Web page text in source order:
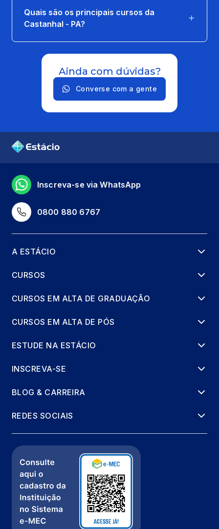
Quais são os principais cursos da
Castanhal - PA?
Ainda com dúvidas?
Converse com a gente
0800 880 6767
Inscreva-se via WhatsApp
A ESTÁCIO
CURSOS
CURSOS EM ALTA DE GRADUAÇÃO
CURSOS EM ALTA DE PÓS
ESTUDE NA ESTÁCIO
INSCREVA-SE
BLOG & CARREIRA
REDES SOCIAIS